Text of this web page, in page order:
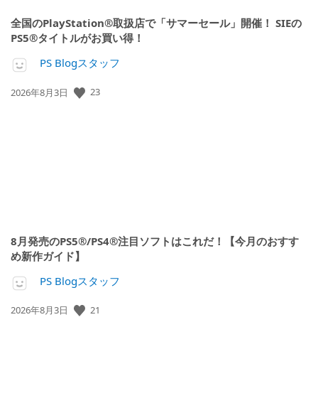
全国のPlayStation®取扱店で「サマーセール」開催！ SIEの
PS5®タイトルがお買い得！
PS Blogスタッフ
公
2026年8月3日 23
8月発売のPS5®/PS4®注目ソフトはこれだ！【今月のおすす
め新作ガイド】
PS Blogスタッフ
公
2026年8月3日 21